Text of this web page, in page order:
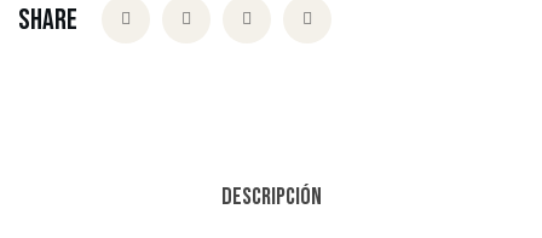
Share
Descripción